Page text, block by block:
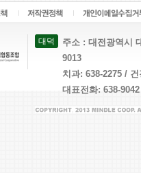
대덕
주소 : 대전광역시
9013
치과: 638-2275 /
대표전화: 638-